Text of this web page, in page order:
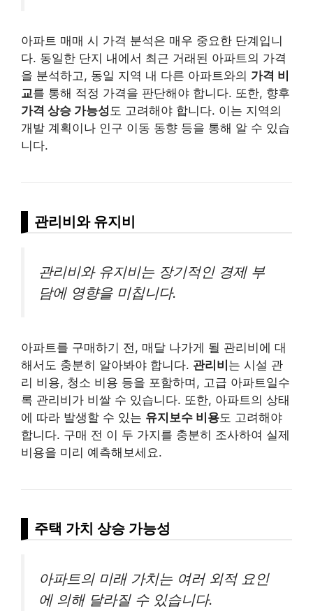
아파트 매매 시 가격 분석은 매우 중요한 단계입니
다. 동일한 단지 내에서 최근 거래된 아파트의 가격
을 분석하고, 동일 지역 내 다른 아파트와의 가격 비
교를 통해 적정 가격을 판단해야 합니다. 또한, 향후
가격 상승 가능성도 고려해야 합니다. 이는 지역의
개발 계획이나 인구 이동 동향 등을 통해 알 수 있습
니다.
관리비와 유지비
관리비와 유지비는 장기적인 경제 부
담에 영향을 미칩니다.
아파트를 구매하기 전, 매달 나가게 될 관리비에 대
해서도 충분히 알아봐야 합니다. 관리비 는 시설 관
리 비용, 청소 비용 등을 포함하며, 고급 아파트일수
록 관리비가 비쌀 수 있습니다. 또한, 아파트의 상태
에 따라 발생할 수 있는 유지보수 비용도 고려해야
합니다. 구매 전 이 두 가지를 충분히 조사하여 실제
비용을 미리 예측해보세요.
주택 가치 상승 가능성
아파트의 미래 가치는 여러 외적 요인
에 의해 달라질 수 있습니다.